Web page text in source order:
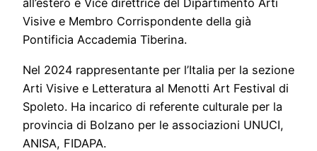
all’estero e Vice direttrice del Dipartimento Arti
Visive e Membro Corrispondente della già
Pontificia Accademia Tiberina.
Nel 2024 rappresentante per l’Italia per la sezione
Arti Visive e Letteratura al Menotti Art Festival di
Spoleto. Ha incarico di referente culturale per la
provincia di Bolzano per le associazioni UNUCI,
ANISA, FIDAPA.